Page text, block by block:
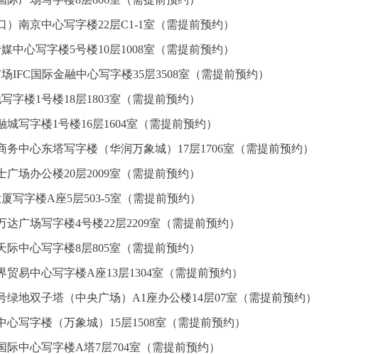
南京中心写字楼22层C1-1室（需提前预约）
中心写字楼5号楼10层1008室（需提前预约）
IFC国际金融中心写字楼35层3508室（需提前预约）
字楼1号楼18层1803室（需提前预约）
写字楼1号楼16层1604室（需提前预约）
中心东塔写字楼（华润万象城）17层1706室（需提前预约）
场办公楼20层2009室（需提前预约）
写字楼A座5层503-5室（需提前预约）
广场写字楼4号楼22层2209室（需提前预约）
中心写字楼8层805室（需提前预约）
易中心写字楼A座13层1304室（需提前预约）
地双子塔（中央广场）A1座办公楼14层07室（需提前预约）
写字楼（万象城）15层1508室（需提前预约）
中心写字楼A塔7层704室（需提前预约）